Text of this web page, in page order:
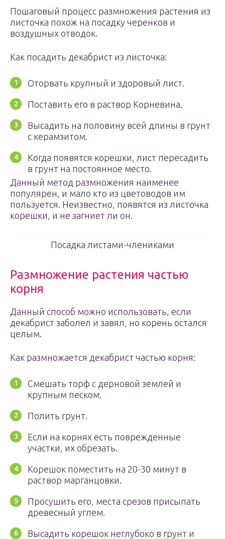
Пошаговый процесс размножения растения из
листочка похож на посадку черенков и
воздушных отводок.
Как посадить декабрист из листочка:
Оторвать крупный и здоровый лист.
Поставить его в раствор Корневина.
Высадить на половину всей длины в грунт
с керамзитом.
Когда появятся корешки, лист пересадить
в грунт на постоянное место.
Данный метод размножения наименее
популярен, и мало кто из цветоводов им
пользуется. Неизвестно, появятся из листочка
корешки, и не загниет ли он.
Посадка листами-члениками
Размножение растения частью
корня
Данный способ можно использовать, если
декабрист заболел и завял, но корень остался
целым.
Как размножается декабрист частью корня:
Смешать торф с дерновой землей и
крупным песком.
Полить грунт.
Если на корнях есть поврежденные
участки, их обрезать.
Корешок поместить на 20-30 минут в
раствор марганцовки.
Просушить его, места срезов присыпать
древесный углем.
Высадить корешок неглубоко в грунт и